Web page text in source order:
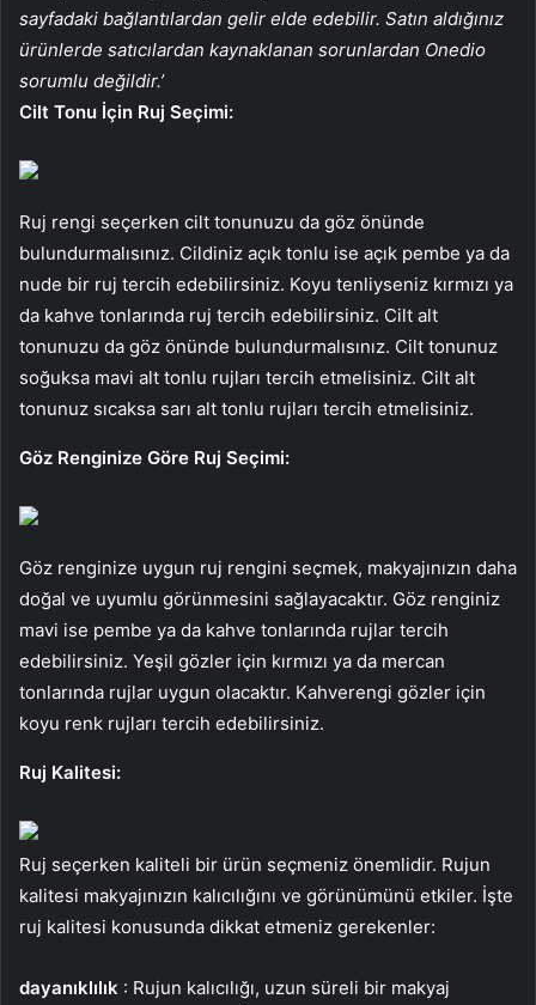
sayfadaki bağlantılardan gelir elde edebilir. Satın aldığınız
ürünlerde satıcılardan kaynaklanan sorunlardan Onedio
sorumlu değildir.’
Cilt Tonu İçin Ruj Seçimi:
Ruj rengi seçerken cilt tonunuzu da göz önünde
bulundurmalısınız. Cildiniz açık tonlu ise açık pembe ya da
nude bir ruj tercih edebilirsiniz. Koyu tenliyseniz kırmızı ya
da kahve tonlarında ruj tercih edebilirsiniz. Cilt alt
tonunuzu da göz önünde bulundurmalısınız. Cilt tonunuz
soğuksa mavi alt tonlu rujları tercih etmelisiniz. Cilt alt
tonunuz sıcaksa sarı alt tonlu rujları tercih etmelisiniz.
Göz Renginize Göre Ruj Seçimi:
Göz renginize uygun ruj rengini seçmek, makyajınızın daha
doğal ve uyumlu görünmesini sağlayacaktır. Göz renginiz
mavi ise pembe ya da kahve tonlarında rujlar tercih
edebilirsiniz. Yeşil gözler için kırmızı ya da mercan
tonlarında rujlar uygun olacaktır. Kahverengi gözler için
koyu renk rujları tercih edebilirsiniz.
Ruj Kalitesi:
Ruj seçerken kaliteli bir ürün seçmeniz önemlidir. Rujun
kalitesi makyajınızın kalıcılığını ve görünümünü etkiler. İşte
ruj kalitesi konusunda dikkat etmeniz gerekenler:
dayanıklılık : Rujun kalıcılığı, uzun süreli bir makyaj